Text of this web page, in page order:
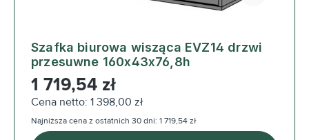
Szafka biurowa wisząca EVZ14 drzwi
przesuwne 160x43x76,8h
Cena regularna:
1 719,54 zł
Cena netto: 1 398,00 zł
Najniższa cena z ostatnich 30 dni: 1 719,54 zł